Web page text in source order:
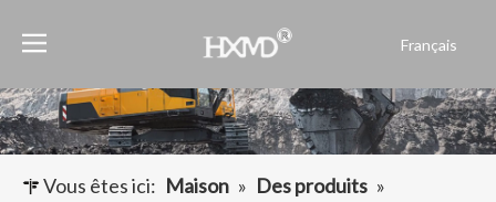
Français
العربية
Pусский
Vous êtes ici: Maison » Des produits »